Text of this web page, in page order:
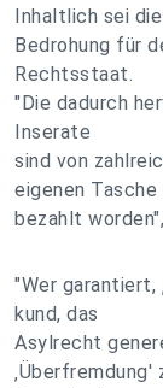
Inhaltlich sei
Bedrohung für
Rechtsstaat.
"Die dadurch
Inserate
sind von
eigenen Tasche
bezahlt
"Wer garantiert,
kund, das
Asylrecht